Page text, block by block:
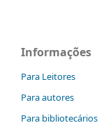
Informações
Para Leitores
Para autores
Para bibliotecários